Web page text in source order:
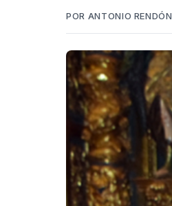
POR ANTONIO RENDÓN